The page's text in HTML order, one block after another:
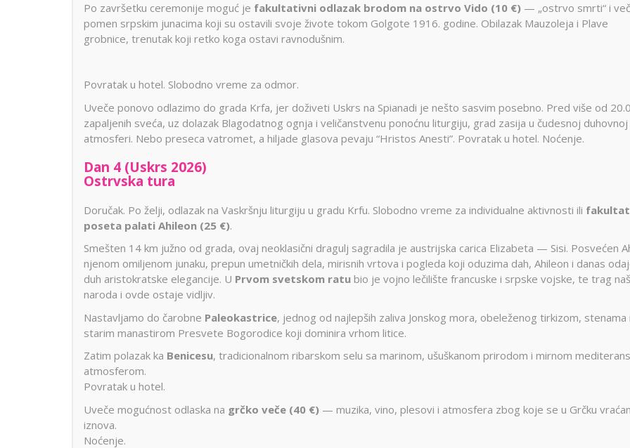
Po završetku ceremonije moguć je fakultativni odlazak brodom na ostrvo Vido (10 €) — „ostrvo smrti“ i
pomen srpskim junacima koji su ostavili svoje živote tokom Golgote 1916. godine. Obilazak Mauzoleja i Plave
grobnice, trenutak koji retko koga ostavi ravnodušnim.
Povratak u hotel. Slobodno vreme za odmor.
Uveče ponovo odlazimo do grada Krfa, jer doživeti Uskrs na Spianadi je nešto sasvim posebno. Pred više od
zapaljenih sveća, uz dolazak Blagodatnog ognja i veličanstvenu ponoćnu liturgiju, grad zasija u čudesnoj duhovnoj
atmosferi. Nebo preseca vatromet, a hiljade glasova pevaju “Hristos Anesti”. Povratak u hotel. Noćenje.
Dan 4 (Uskrs 2026)
Ostrvska tura
Doručak. Po želji, odlazak na Vaskršnju liturgiju u gradu Krfu. Slobodno vreme za individualne aktivnosti ili
poseta palati Ahileon (25 €).
Smešten 14 km južno od grada, ovaj neoklasični dragulj sagradila je austrijska carica Elizabeta — Sisi. Posvećen
njenom omiljenom junaku, prepun umetničkih dela, mirisnih vrtova i pogleda koji oduzima dah, Ahileon i danas
duh aristokratske elegancije. U Prvom svetskom ratu bio je vojno lečilište francuske i srpske vojske, te trag
naroda i ovde ostaje vidljiv.
Nastavljamo do čarobne Paleokastrice, jednog od najlepših zaliva Jonskog mora, obeleženog tirkizom, stenama i
starim manastirom Presvete Bogorodice koji dominira vrhom litice.
Zatim polazak ka Benicesu, tradicionalnom ribarskom selu sa marinom, ušuškanom prirodom i mirnom
atmosferom.
Povratak u hotel.
Uveče mogućnost odlaska na grčko veče (40 €) — muzika, vino, plesovi i atmosfera zbog koje se u Grčku
iznova.
Noćenje.